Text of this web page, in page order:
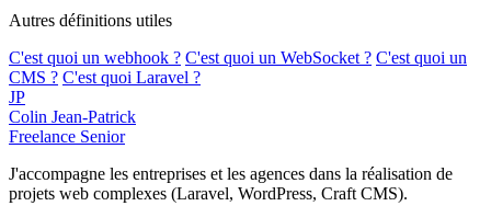
Autres définitions utiles
C'est quoi un webhook ? C'est quoi un WebSocket ? C'est quoi un
CMS ? C'est quoi Laravel ?
JP
Colin Jean-Patrick
Freelance Senior
J'accompagne les entreprises et les agences dans la réalisation de
projets web complexes (Laravel, WordPress, Craft CMS).